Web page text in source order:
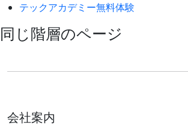
テックアカデミー無料体験
同じ階層のページ
会社案内